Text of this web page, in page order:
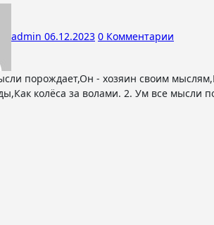
admin 06.12.2023 0 Комментарии
колёса за волами. 2. Ум все мысли